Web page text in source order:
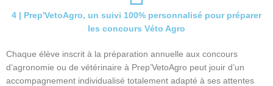
4 | Prep'VetoAgro, un suivi 100% personnalisé pour préparer
les concours Véto Agro
Chaque élève inscrit à la préparation annuelle aux concours
d’agronomie ou de vétérinaire à Prep’VetoAgro peut jouir d’un
accompagnement individualisé totalement adapté à ses attentes